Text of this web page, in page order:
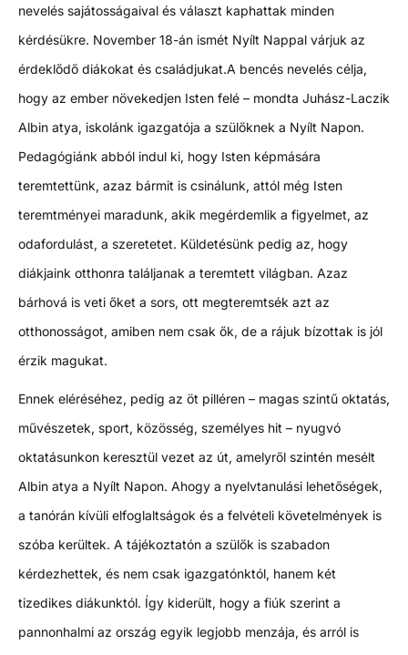
nevelés sajátosságaival és választ kaphattak minden
kérdésükre. November 18-án ismét Nyílt Nappal várjuk az
érdeklődő diákokat és családjukat.A bencés nevelés célja,
hogy az ember növekedjen Isten felé – mondta Juhász-Laczik
Albin atya, iskolánk igazgatója a szülőknek a Nyílt Napon.
Pedagógiánk abból indul ki, hogy Isten képmására
teremtettünk, azaz bármit is csinálunk, attól még Isten
teremtményei maradunk, akik megérdemlik a figyelmet, az
odafordulást, a szeretetet. Küldetésünk pedig az, hogy
diákjaink otthonra találjanak a teremtett világban. Azaz
bárhová is veti őket a sors, ott megteremtsék azt az
otthonosságot, amiben nem csak ők, de a rájuk bízottak is jól
érzik magukat.
Ennek eléréséhez, pedig az öt pilléren – magas szintű oktatás,
művészetek, sport, közösség, személyes hit – nyugvó
oktatásunkon keresztül vezet az út, amelyről szintén mesélt
Albin atya a Nyílt Napon. Ahogy a nyelvtanulási lehetőségek,
a tanórán kívüli elfoglaltságok és a felvételi követelmények is
szóba kerültek. A tájékoztatón a szülők is szabadon
kérdezhettek, és nem csak igazgatónktól, hanem két
tizedikes diákunktól. Így kiderült, hogy a fiúk szerint a
pannonhalmi az ország egyik legjobb menzája, és arról is